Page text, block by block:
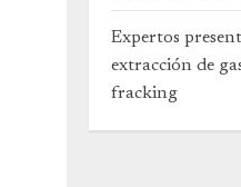
Expertos
extracción de
fracking